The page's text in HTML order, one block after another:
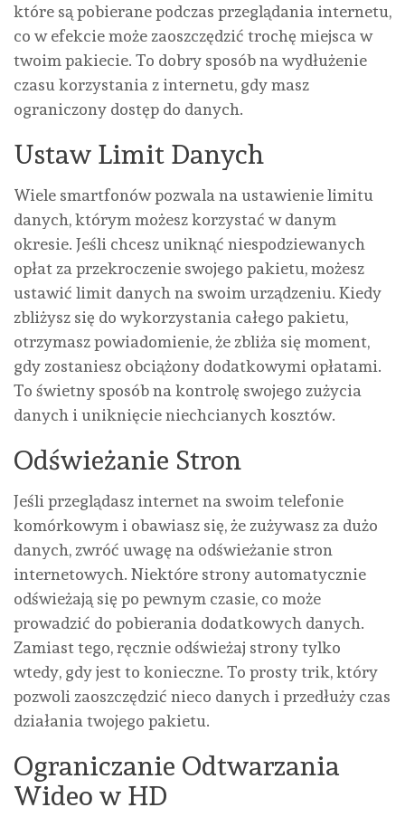
które są pobierane podczas przeglądania internetu,
co w efekcie może zaoszczędzić trochę miejsca w
twoim pakiecie. To dobry sposób na wydłużenie
czasu korzystania z internetu, gdy masz
ograniczony dostęp do danych.
Ustaw Limit Danych
Wiele smartfonów pozwala na ustawienie limitu
danych, którym możesz korzystać w danym
okresie. Jeśli chcesz uniknąć niespodziewanych
opłat za przekroczenie swojego pakietu, możesz
ustawić limit danych na swoim urządzeniu. Kiedy
zbliżysz się do wykorzystania całego pakietu,
otrzymasz powiadomienie, że zbliża się moment,
gdy zostaniesz obciążony dodatkowymi opłatami.
To świetny sposób na kontrolę swojego zużycia
danych i uniknięcie niechcianych kosztów.
Odświeżanie Stron
Jeśli przeglądasz internet na swoim telefonie
komórkowym i obawiasz się, że zużywasz za dużo
danych, zwróć uwagę na odświeżanie stron
internetowych. Niektóre strony automatycznie
odświeżają się po pewnym czasie, co może
prowadzić do pobierania dodatkowych danych.
Zamiast tego, ręcznie odświeżaj strony tylko
wtedy, gdy jest to konieczne. To prosty trik, który
pozwoli zaoszczędzić nieco danych i przedłuży czas
działania twojego pakietu.
Ograniczanie Odtwarzania
Wideo w HD